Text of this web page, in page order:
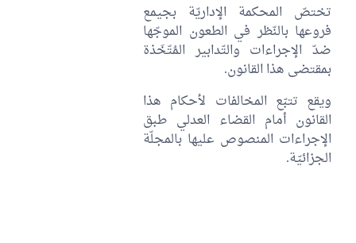
تختصّ المحكمة الإداريّة بجيمع
فروعها بالنّظر في الطعون الموجّها
ضدّ الإجراءات والتّدابير المُتّخَذة
بمقتضى هذا القانون.
ويقع تتبّع المخالفات لأحكام هذا
القانون أمام القضاء العدلي طبق
الإجراءات المنصوص عليها بالمجلّة
الجزائيّة.